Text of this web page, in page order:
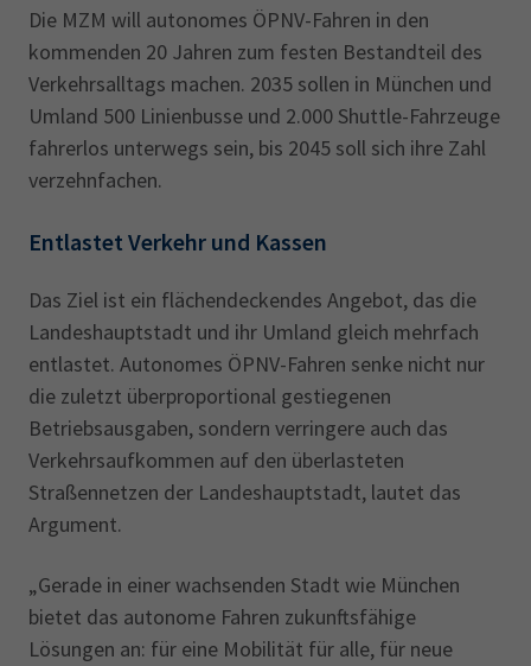
Die MZM will autonomes ÖPNV-Fahren in den
kommenden 20 Jahren zum festen Bestandteil des
Verkehrsalltags machen. 2035 sollen in München und
Umland 500 Linienbusse und 2.000 Shuttle-Fahrzeuge
fahrerlos unterwegs sein, bis 2045 soll sich ihre Zahl
verzehnfachen.
Entlastet Verkehr und Kassen
Das Ziel ist ein flächendeckendes Angebot, das die
Landeshauptstadt und ihr Umland gleich mehrfach
entlastet. Autonomes ÖPNV-Fahren senke nicht nur
die zuletzt überproportional gestiegenen
Betriebsausgaben, sondern verringere auch das
Verkehrsaufkommen auf den überlasteten
Straßennetzen der Landeshauptstadt, lautet das
Argument.
„Gerade in einer wachsenden Stadt wie München
bietet das autonome Fahren zukunftsfähige
Lösungen an: für eine Mobilität für alle, für neue